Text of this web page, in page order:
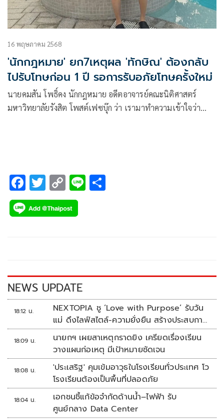
16 พฤษภาคม 2568
'นักกฎหมาย' ยก7เหตุผล 'ทักษิณ' ต้องกลับ
ไปรับโทษก่อน 1 ปี รอการรับอภัยโทษครั้งใหม่
นายคมสัน โพธิ์คง นักกฎหมาย อดีตอาจารย์คณะนิติศาสตร์
มหาวิทยาลัยรังสิต โพสต์เฟซบุ๊ก ว่า เรามาทำความเข้าใจว่า
F
ac
e
k
T
wi
tt
C
o
p
k
Li
NEWS UPDATE
18:12 น.
NEXTOPIA ชู ‘Love with Purpose’ รับวัน
แม่ ดึงไลฟ์สไตล์-ความยั่งยืน สร้างประสบกา
รณ์ช้อปปิงมีความหมาย
18:09 น.
นายกฯ เผยสาเหตุกราดยิง เครียดเรื่องเรียน
วางแผนก่อเหตุ มีเป้าหมายชัดเจน
18:08 น.
'ประเสริฐ' คุมเข้มอาวุธในโรงเรียนทั่วประเทศ โว
โรงเรียนต้องเป็นพื้นที่ปลอดภัย
18:04 น.
เอกชนชี้แก้ข้อจำกัดด้านน้ำ–ไฟฟ้า รับ
ศูนย์กลาง Data Center